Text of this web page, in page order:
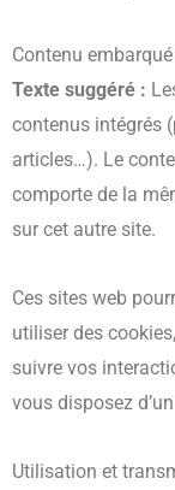
Contenu
Texte suggéré :
contenus intégrés
articles…). Le
comporte de la
sur cet autre site.
Ces sites web
utiliser des
suivre vos
vous disposez
Utilisation et